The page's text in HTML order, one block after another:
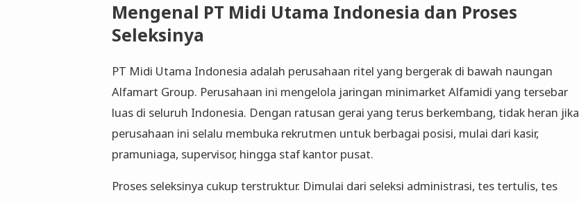
Mengenal PT Midi Utama Indonesia dan Proses
Seleksinya
PT Midi Utama Indonesia adalah perusahaan ritel yang bergerak di bawah naungan
Alfamart Group. Perusahaan ini mengelola jaringan minimarket Alfamidi yang tersebar
luas di seluruh Indonesia. Dengan ratusan gerai yang terus berkembang, tidak heran jika
perusahaan ini selalu membuka rekrutmen untuk berbagai posisi, mulai dari kasir,
pramuniaga, supervisor, hingga staf kantor pusat.
Proses seleksinya cukup terstruktur. Dimulai dari seleksi administrasi, tes tertulis, tes